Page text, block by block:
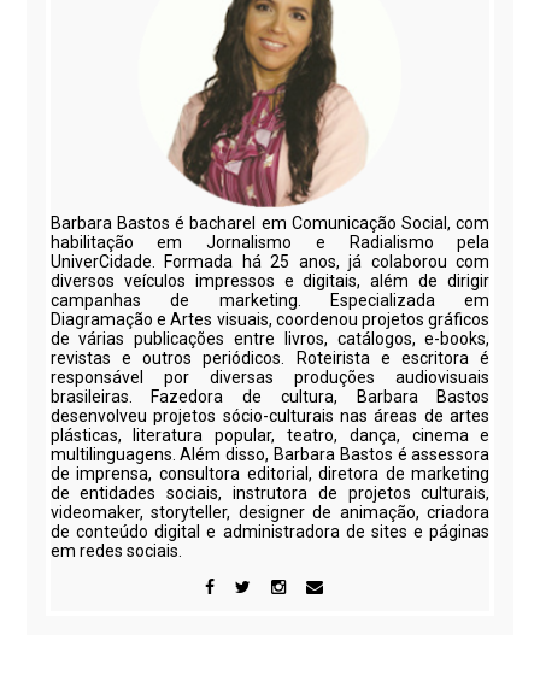
Barbara Bastos é bacharel em Comunicação Social, com
habilitação em Jornalismo e Radialismo pela
UniverCidade. Formada há 25 anos, já colaborou com
diversos veículos impressos e digitais, além de dirigir
campanhas de marketing. Especializada em
Diagramação e Artes visuais, coordenou projetos gráficos
de várias publicações entre livros, catálogos, e-books,
revistas e outros periódicos. Roteirista e escritora é
responsável por diversas produções audiovisuais
brasileiras. Fazedora de cultura, Barbara Bastos
desenvolveu projetos sócio-culturais nas áreas de artes
plásticas, literatura popular, teatro, dança, cinema e
multilinguagens. Além disso, Barbara Bastos é assessora
de imprensa, consultora editorial, diretora de marketing
de entidades sociais, instrutora de projetos culturais,
videomaker, storyteller, designer de animação, criadora
de conteúdo digital e administradora de sites e páginas
em redes sociais.